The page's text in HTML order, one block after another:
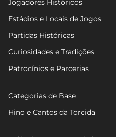
Jogadores Históricos
Estádios e Locais de Jogos
Partidas Históricas
Curiosidades e Tradições
Patrocínios e Parcerias
Categorias de Base
Hino e Cantos da Torcida